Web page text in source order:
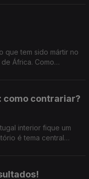
que tem sido mártir no
África. Como
contrariar?
interior fique um
é tema central